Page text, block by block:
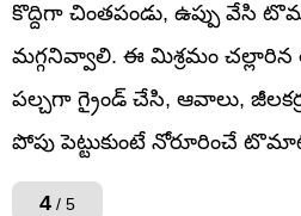
కొద్దిగా చింతపండు, ఉప్పు వేసి
మగ్గనివ్వాలి. ఈ మిశ్రమం
పల్చగా గ్రైండ్ చేసి, ఆవాలు,
పోపు పెట్టుకుంటే నోరూరించే
4 / 5